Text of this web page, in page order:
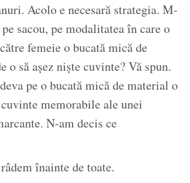
Acolo e necesară strategia. M-
sacou, pe modalitatea în care o
femeie o bucată mică de
o să așez niște cuvinte? Vă spun.
pe o bucată mică de material o
memorabile ale unei
N-am decis ce
înainte de toate.